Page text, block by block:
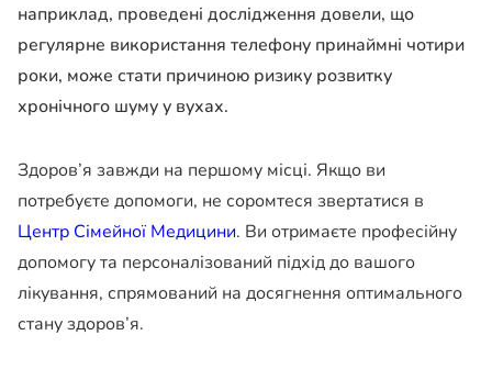
наприклад, проведені дослідження довели, що
регулярне використання телефону принаймні чотири
роки, може стати причиною ризику розвитку
хронічного шуму у вухах.
Здоров’я завжди на першому місці. Якщо ви
потребуєте допомоги, не соромтеся звертатися в
Центр Сімейної Медицини. Ви отримаєте професійну
допомогу та персоналізований підхід до вашого
лікування, спрямований на досягнення оптимального
стану здоров’я.